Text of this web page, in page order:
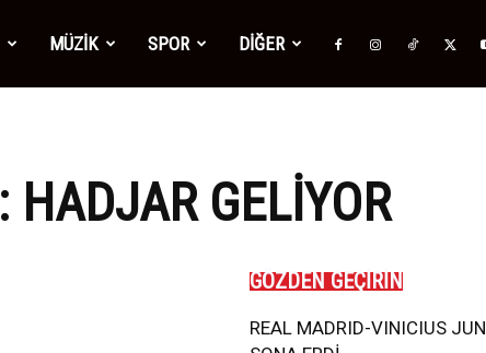
MÜZİK SPOR DİĞER
HADJAR GELIYOR
GÖZDEN GEÇİRİN
REAL MADRID-VINICIUS